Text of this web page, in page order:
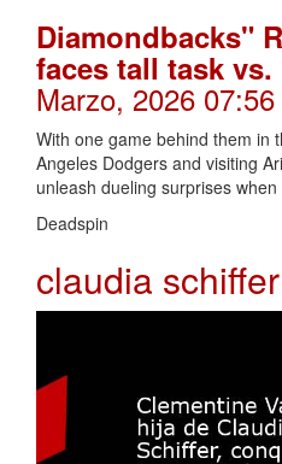
Diamondbacks"
faces tall task
Marzo, 2026 07:56
With one game behind them in
Angeles Dodgers and visiting
unleash dueling surprises
Deadspin
claudia schiffer